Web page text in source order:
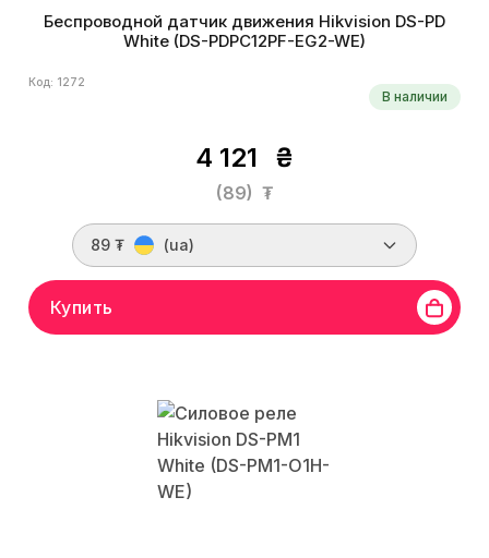
Беспроводной датчик движения Hikvision DS-PD
White (DS-PDPC12PF-EG2-WE)
Код: 1272
В наличии
4 121 ₴
(89) ₮
89 ₮ (ua)
Купить